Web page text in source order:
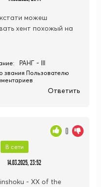
можеш
хент похожый на
РАНГ - III
Пользователю
Ответить
В сети
14.03.2025, 23:52
- XX of the
0